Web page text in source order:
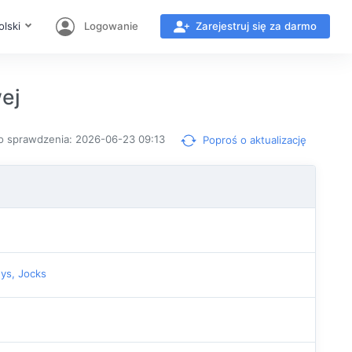
Logowanie Zarejestruj się za darmo
sprawdzenia: 2026-06-23 09:13 Poproś o aktualizację
Jocks